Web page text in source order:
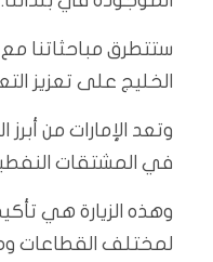
ستتطرق مباحثاتنا
الخليج على تعزيز
في المشتقات النفطية
وهذه الزيارة هي
لمختلف القطاعات